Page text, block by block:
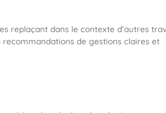
replaçant dans le contexte d’autres
de gestions claires et